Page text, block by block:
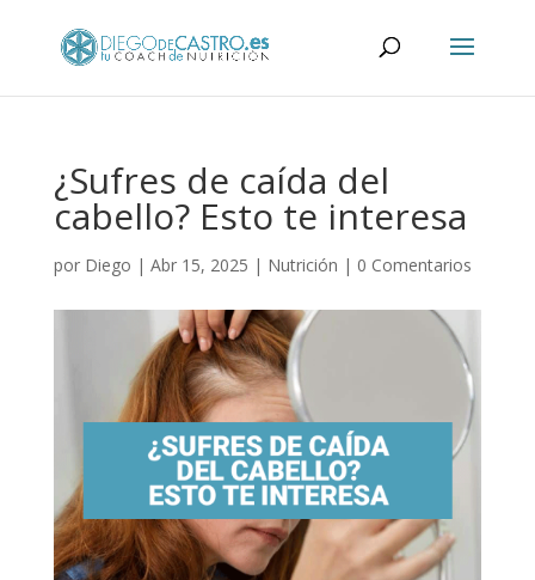
¿Sufres de caída del
cabello? Esto te interesa
por Diego | Abr 15, 2025 | Nutrición | 0 Comentarios